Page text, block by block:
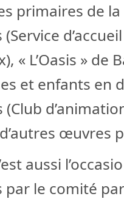
primaires de la
« L’Oasis » de
et enfants en
(Club
œuvres
aussi
par le comité